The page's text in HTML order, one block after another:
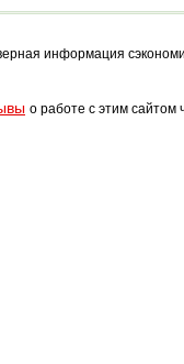
информация
о работе с этим сайтом